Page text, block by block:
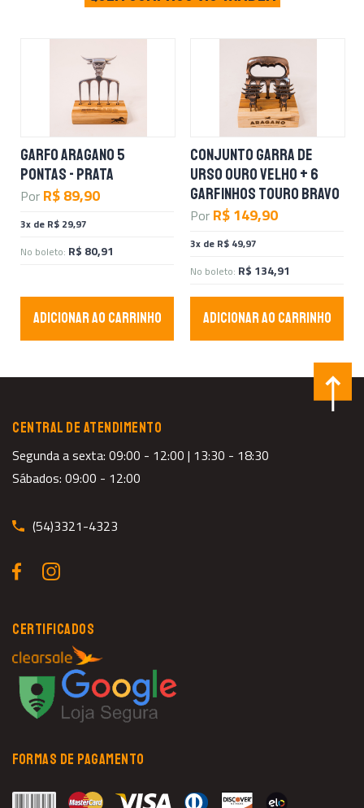
GARFO ARAGANO 5
PONTAS - PRATA
Por R$ 89,90
3x de R$ 29,97
No boleto: R$ 80,91
ADICIONAR AO CARRINHO
CONJUNTO GARRA DE
URSO OURO VELHO + 6
GARFINHOS TOURO BRAVO
Por R$ 149,90
3x de R$ 49,97
No boleto: R$ 134,91
ADICIONAR AO CARRINHO
CENTRAL DE ATENDIMENTO
Segunda a sexta: 09:00 - 12:00 | 13:30 - 18:30
Sábados: 09:00 - 12:00
(54)3321-4323
CERTIFICADOS
FORMAS DE PAGAMENTO